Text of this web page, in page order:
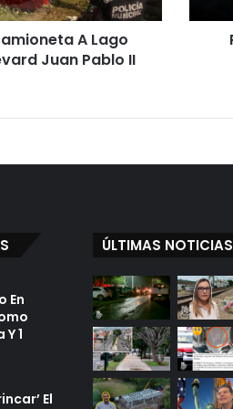
A Lago
Juan Pablo II
c
e
e
u
a
l
C
o
r
t
En
1
El
ÚLTIMAS NOTICIAS